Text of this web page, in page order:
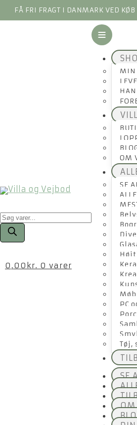
FÅ FRI FRAGT I DANMARK VED
Products
search
0,00 kr. 0 varer
MIN
OM
SE
PC
Tøj,
SE
OM